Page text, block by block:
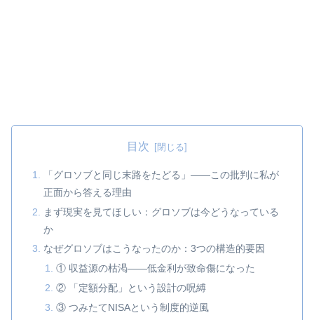
目次
「グロソブと同じ末路をたどる」——この批判に私が
正面から答える理由
まず現実を見てほしい：グロソブは今どうなっている
か
なぜグロソブはこうなったのか：3つの構造的要因
① 収益源の枯渇——低金利が致命傷になった
② 「定額分配」という設計の呪縛
③ つみたてNISAという制度的逆風